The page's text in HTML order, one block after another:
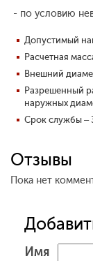
- по условию
Допустимый
Расчетная
Внешний
Разрешенный
наружных
Срок службы –
Отзывы
Пока нет
Имя